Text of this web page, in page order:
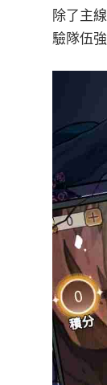
除了主
驗隊伍